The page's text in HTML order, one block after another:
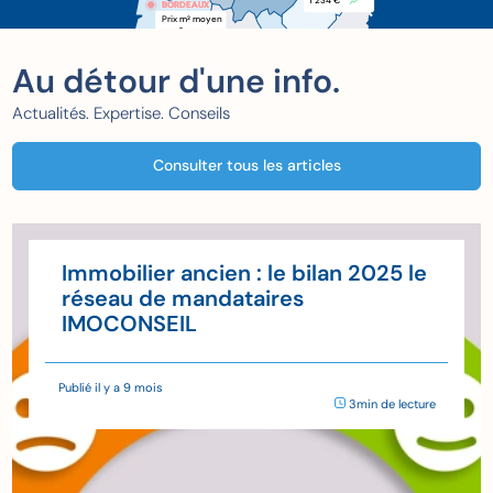
BORDEAUX
BORDEAUX
Prix m2 moyen
xxx €
Au détour d'une info.
Actualités. Expertise. Conseils
Consulter tous les articles
Immobilier ancien : le bilan 2025 le
réseau de mandataires
IMOCONSEIL
Publié il y a 9 mois
3min de lecture